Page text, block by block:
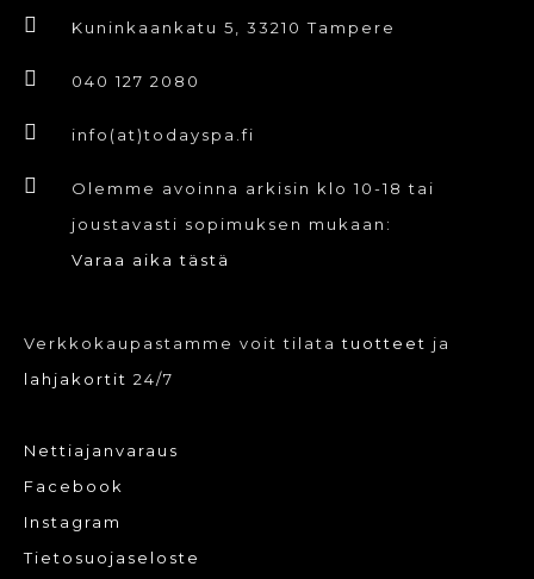
Kuninkaankatu 5, 33210 Tampere
040 127 2080
info(at)todayspa.fi
Olemme avoinna arkisin klo 10-18 tai
joustavasti sopimuksen mukaan:
Varaa aika tästä
Verkkokaupastamme voit tilatatuotteet ja
lahjakortit 24/7
Nettiajanvaraus
Facebook
Instagram
Tietosuojaseloste